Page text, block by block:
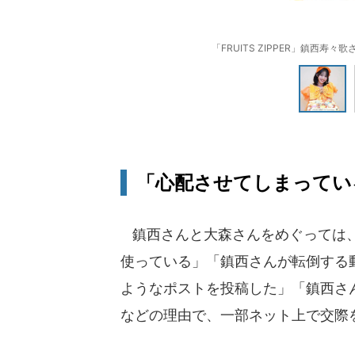
「FRUITS ZIPPER」鎮西寿々
「心配させてしまって
鎮西さんと大森さんをめぐっては
使っている」「鎮西さんが転倒す
ようなポストを投稿した」「鎮西
などの理由で、一部ネット上で交